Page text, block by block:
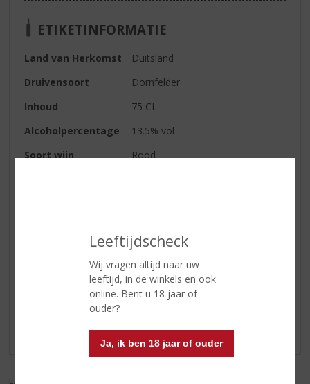
Leeftijdscheck
Wij vragen altijd naar uw
leeftijd, in de winkels en ook
online. Bent u 18 jaar of
ouder?
Ja, ik ben 18 jaar of ouder
ETIKETINFORMATIE
Land van Herkomst
Duitsland
Druivensoort
Dornfelder
Inhoud
75 CL
Alcoholpercentage
13.5% vol
Soort wijn
Rood
Reviews
Schrijf een review
Er zijn nog geen reviews geplaatst voor dit product
EXCL. BTW